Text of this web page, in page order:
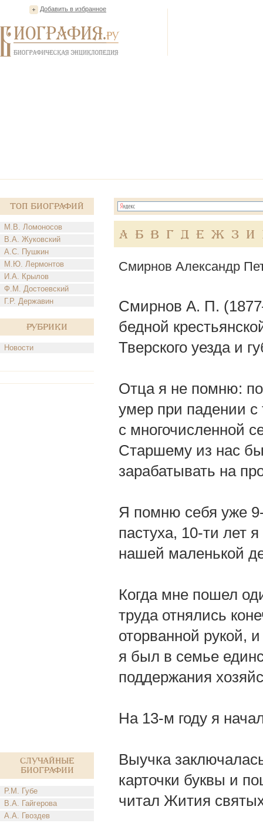
Добавить в избранное
Топ Биографий
М.В. Ломоносов
В.А. Жуковский
А.С. Пушкин
М.Ю. Лермонтов
И.А. Крылов
Ф.М. Достоевский
Г.Р. Державин
Рубрики
Новости
Случайные
биографии
Р.М. Губе
В.А. Гайгерова
А.А. Гвоздев
А Б В Г Д Е Ж З И
Смирнов Александр
Смирнов А. П.
бедной
Тверского уезда и
Отца я не помню:
умер при падении с
с многочисленной
Старшему из нас
зарабатывать на
Я помню себя уже
пастуха, 10-ти лет
нашей маленькой
Когда мне пошел
труда отнялись
оторванной рукой,
я был в семье
поддержания
На 13-м году я
Выучка
карточки буквы и
читал Жития